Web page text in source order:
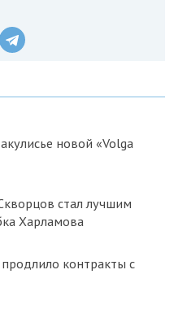
новой «Volga
стал лучшим
Харламова
контракты с